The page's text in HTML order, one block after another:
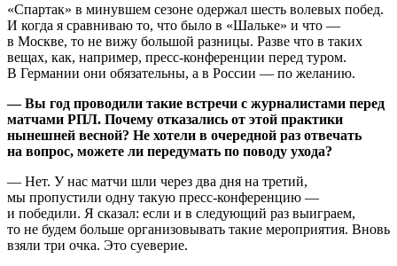
«Спартак» в минувшем сезоне одержал шесть волевых побед.
И когда я сравниваю то, что было в «Шальке» и что —
в Москве, то не вижу большой разницы. Разве что в таких
вещах, как, например, пресс-конференции перед туром.
В Германии они обязательны, а в России — по желанию.
— Вы год проводили такие встречи с журналистами перед
матчами РПЛ. Почему отказались от этой практики
нынешней весной? Не хотели в очередной раз отвечать
на вопрос, можете ли передумать по поводу ухода?
— Нет. У нас матчи шли через два дня на третий,
мы пропустили одну такую пресс-конференцию —
и победили. Я сказал: если и в следующий раз выиграем,
то не будем больше организовывать такие мероприятия. Вновь
взяли три очка. Это суеверие.